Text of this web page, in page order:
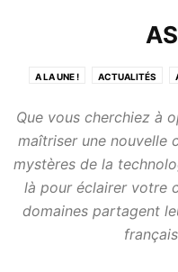
A LA UNE ! ACTUALITÉS
MAISON MODE DE VIE
Que vous cherchiez à
maîtriser une nouvelle
mystères de la
là pour éclairer votre
domaines partagent